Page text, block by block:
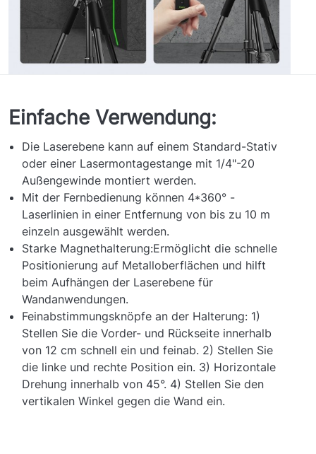
Einfache Verwendung:
Die Laserebene kann auf einem Standard-Stativ
oder einer Lasermontagestange mit 1/4"-20
Außengewinde montiert werden.
Mit der Fernbedienung können 4*360° -
Laserlinien in einer Entfernung von bis zu 10 m
einzeln ausgewählt werden.
Starke Magnethalterung:Ermöglicht die schnelle
Positionierung auf Metalloberflächen und hilft
beim Aufhängen der Laserebene für
Wandanwendungen.
Feinabstimmungsknöpfe an der Halterung: 1)
Stellen Sie die Vorder- und Rückseite innerhalb
von 12 cm schnell ein und feinab. 2) Stellen Sie
die linke und rechte Position ein. 3) Horizontale
Drehung innerhalb von 45°. 4) Stellen Sie den
vertikalen Winkel gegen die Wand ein.